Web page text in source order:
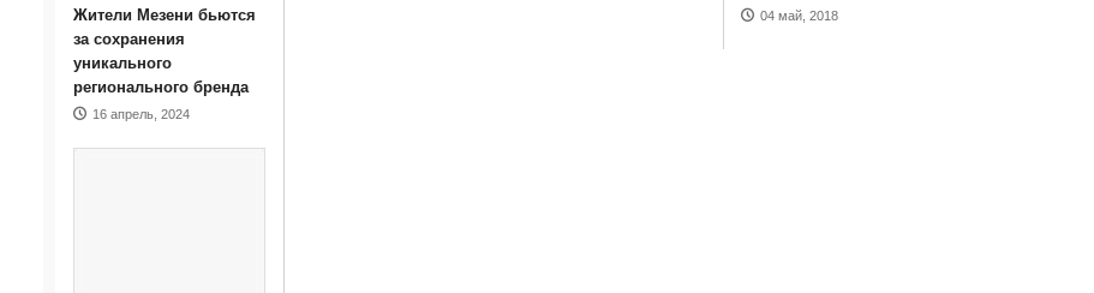
04 май, 2018
Жители Мезени бьются
за сохранения
уникального
регионального бренда
16 апрель, 2024